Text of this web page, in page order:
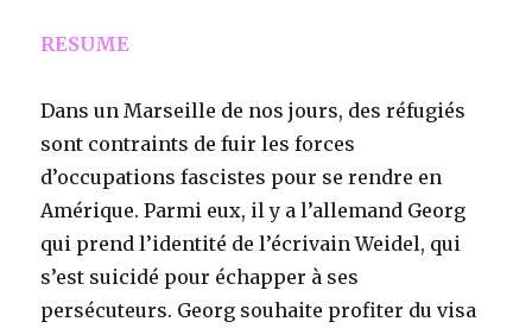
RESUME
Dans un Marseille de nos jours, des réfugiés
sont contraints de fuir les forces
d’occupations fascistes pour se rendre en
Amérique. Parmi eux, il y a l’allemand Georg
qui prend l’identité de l’écrivain Weidel, qui
s’est suicidé pour échapper à ses
persécuteurs. Georg souhaite profiter du visa